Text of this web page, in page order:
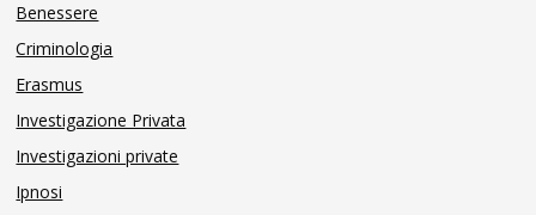
Benessere
Criminologia
Erasmus
Investigazione Privata
Investigazioni private
Ipnosi